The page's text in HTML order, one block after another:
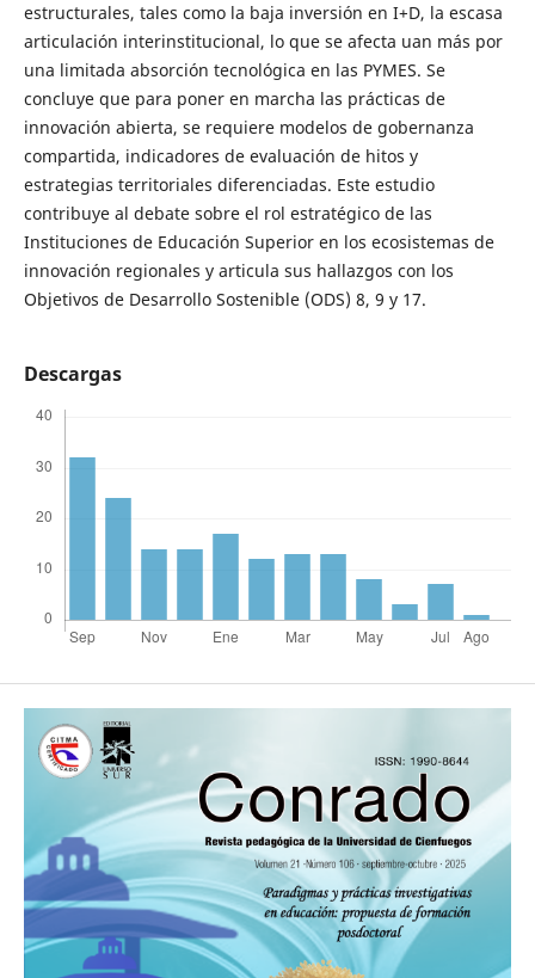
estructurales, tales como la baja inversión en I+D, la escasa
articulación interinstitucional, lo que se afecta uan más por
una limitada absorción tecnológica en las PYMES. Se
concluye que para poner en marcha las prácticas de
innovación abierta, se requiere modelos de gobernanza
compartida, indicadores de evaluación de hitos y
estrategias territoriales diferenciadas. Este estudio
contribuye al debate sobre el rol estratégico de las
Instituciones de Educación Superior en los ecosistemas de
innovación regionales y articula sus hallazgos con los
Objetivos de Desarrollo Sostenible (ODS) 8, 9 y 17.
Descargas